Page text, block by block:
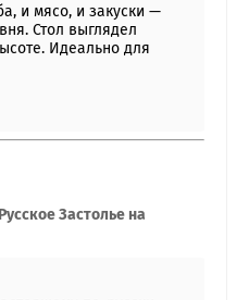
и мясо, и закуски —
Стол выглядел
Идеально для
Застолье на